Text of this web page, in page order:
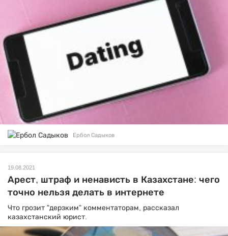
Ербол Садыков
19.08.2021
Арест, штраф и ненависть в Казахстане: чего
точно нельзя делать в интернете
Что грозит "дерзким" комментаторам, рассказал
казахстанский юрист.